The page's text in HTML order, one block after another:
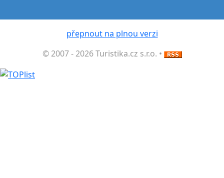
přepnout na plnou verzi
© 2007 - 2026 Turistika.cz s.r.o. •